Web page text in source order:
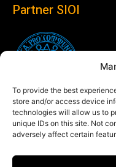
To provide the best
store and/or access device
technologies will allow us to
unique IDs on this site. Not
adversely affect certain
Partner SIOI